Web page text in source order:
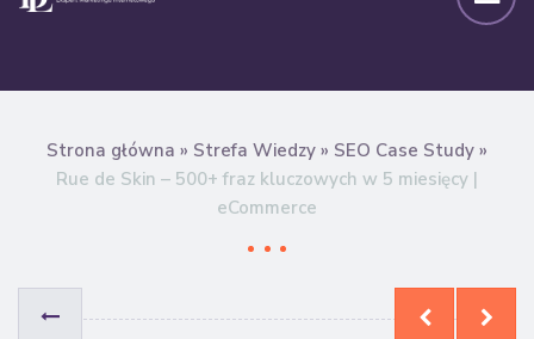
Strona główna » Strefa Wiedzy » SEO Case Study »
Rue de Skin – 500+ fraz kluczowych w 5 miesięcy |
eCommerce